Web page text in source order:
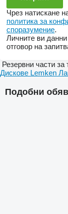
Чрез натискане
политика за
споразумение.
Личните ви
отговор на
Подобни
Резервни части за
Дискове Lemken